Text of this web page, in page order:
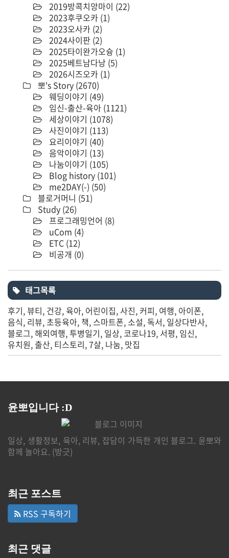
2019방콕치앙마이 (22)
2023후쿠오카 (1)
2023오사카 (2)
2024사이판 (2)
2025타이완가오슝 (1)
2025베트남다낭 (5)
2026시즈오카 (1)
뽀's Story (2670)
웨딩이야기 (49)
임신-출산-육아 (1121)
세상이야기 (1078)
사진이야기 (113)
요리이야기 (40)
음악이야기 (13)
나눔이야기 (105)
Blog history (101)
me2DAY(-) (50)
블로거머니 (51)
Study (26)
프로그래밍언어 (8)
uCom (4)
ETC (12)
비공개 (0)
태그목록
후기 뷰티 건강 육아 어린이집 사진 커피 여행 아이폰
음식 리뷰 초등육아 책 스마트폰 소설 독서 일상다반사
블로그 해외여행 투병일기 일상 코로나19 서평 임신
유치원 출산 티스토리 7살 나눔 맛집
윤뽀입니다 :D
일상, 생활정보, 육아, 리뷰, 잡담이 가득한 개인 블로그. 윤뽀와
함께 놀아요. (방긋)
최근 포스트
RSS 구독하기
최근 댓글